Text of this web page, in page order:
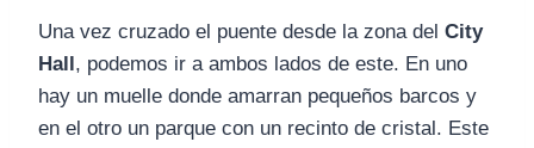
Una vez cruzado el puente desde la zona del City
Hall , podemos ir a ambos lados de este. En uno
hay un muelle donde amarran pequeños barcos y
en el otro un parque con un recinto de cristal. Este